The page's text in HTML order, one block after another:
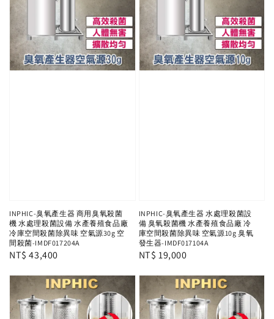
INPHIC-臭氧產生器 商用臭氧殺菌
機 水處理殺菌設備 水產養殖食品廠
冷庫空間殺菌除異味 空氣源30g 空
間殺菌-IMDF017204A
Regular
NT$ 43,400
INPHIC-臭氧產生器 水處理殺菌設
備 臭氧殺菌機 水產養殖食品廠 冷
庫空間殺菌除異味 空氣源10g 臭氧
發生器-IMDF017104A
Regular
NT$ 19,000